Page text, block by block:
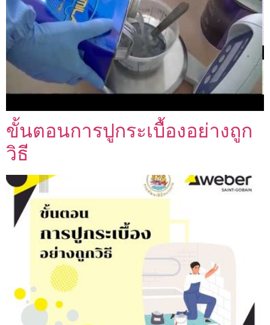
ขั้นตอนการปูกระเบื้องอย่างถูก
วิธี